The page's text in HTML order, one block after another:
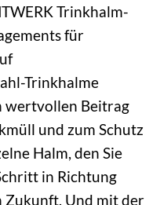
Trinkhalm-
für
Trinkhalme
wertvollen Beitrag
und zum Schutz
Halm, den Sie
in Richtung
Zukunft. Und mit der